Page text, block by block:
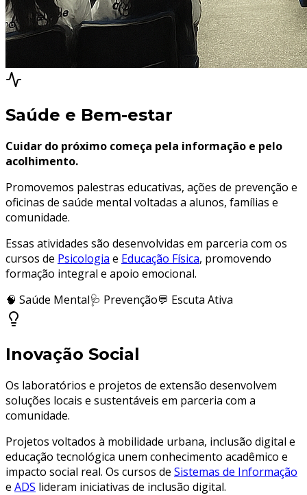
Saúde e Bem-estar
Cuidar do próximo começa pela informação e pelo
acolhimento.
Promovemos palestras educativas, ações de prevenção e
oficinas de saúde mental voltadas a alunos, famílias e
comunidade.
Essas atividades são desenvolvidas em parceria com os
cursos de Psicologia e Educação Física, promovendo
formação integral e apoio emocional.
🧠 Saúde Mental🩺 Prevenção💬 Escuta Ativa
Inovação Social
Os laboratórios e projetos de extensão desenvolvem
soluções locais e sustentáveis em parceria com a
comunidade.
Projetos voltados à mobilidade urbana, inclusão digital e
educação tecnológica unem conhecimento acadêmico e
impacto social real. Os cursos de Sistemas de Informação
e ADS lideram iniciativas de inclusão digital.